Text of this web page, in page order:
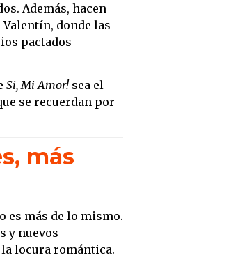
Además, hacen
donde las
pactados
Si, Mi Amor!sea el
se recuerdan por
más
es más de lo mismo.
y nuevos
locura romántica.